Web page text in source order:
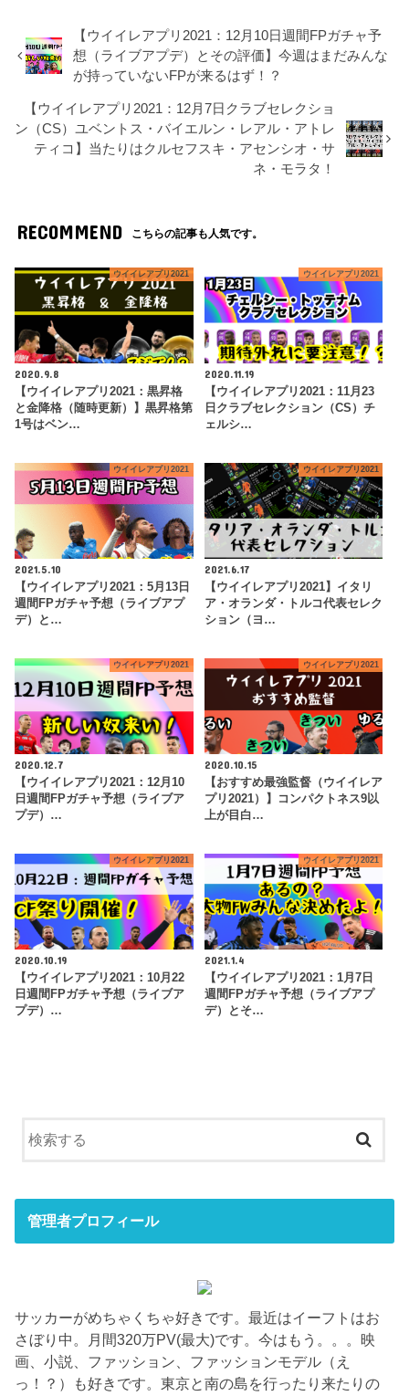
【ウイイレアプリ2021：12月10日週間FPガチャ予
想（ライブアプデ）とその評価】今週はまだみんな
が持っていないFPが来るはず！？
【ウイイレアプリ2021：12月7日クラブセレクショ
ン（CS）ユベントス・バイエルン・レアル・アトレ
ティコ】当たりはクルセフスキ・アセンシオ・サ
ネ・モラタ！
RECOMMEND こちらの記事も人気です。
ウイイレアプリ2021
2020.9.8
【ウイイレアプリ2021：黒昇格
と金降格（随時更新）】黒昇格第
1号はベン…
ウイイレアプリ2021
2020.11.19
【ウイイレアプリ2021：11月23
日クラブセレクション（CS）チ
ェルシ…
ウイイレアプリ2021
2021.5.10
【ウイイレアプリ2021：5月13日
週間FPガチャ予想（ライブアプ
デ）と…
ウイイレアプリ2021
2021.6.17
【ウイイレアプリ2021】イタリ
ア・オランダ・トルコ代表セレク
ション（ヨ…
ウイイレアプリ2021
2020.12.7
【ウイイレアプリ2021：12月10
日週間FPガチャ予想（ライブア
プデ）…
ウイイレアプリ2021
2020.10.15
【おすすめ最強監督（ウイイレア
プリ2021）】コンパクトネス9以
上が目白…
ウイイレアプリ2021
2020.10.19
【ウイイレアプリ2021：10月22
日週間FPガチャ予想（ライブア
プデ）…
ウイイレアプリ2021
2021.1.4
【ウイイレアプリ2021：1月7日
週間FPガチャ予想（ライブアプ
デ）とそ…
管理者プロフィール
サッカーがめちゃくちゃ好きです。最近はイーフトはお
さぼり中。月間320万PV(最大)です。今はもう。。。映
画、小説、ファッション、ファッションモデル（え
っ！？）も好きです。東京と南の島を行ったり来たりの